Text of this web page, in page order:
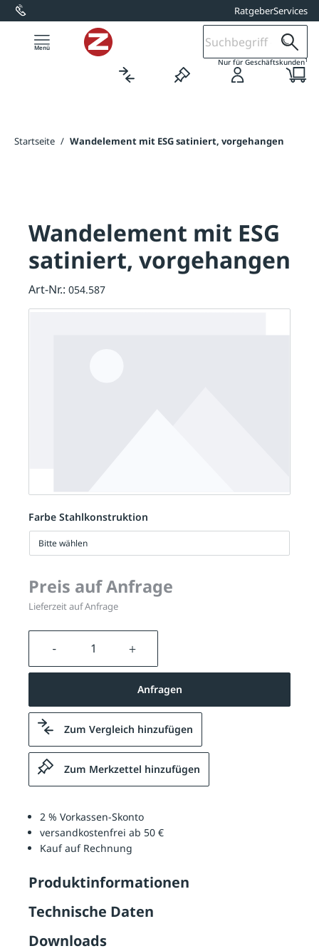
springen RatgeberServices
Nur für Geschäftskunden1
Startseite / Wandelement mit ESG satiniert, vorgehangen
Farbe Stahlkonstruktion
Bitte wählen
Preis auf Anfrage
Lieferzeit auf Anfrage
Produkt Anzahl: Gib den
Anfragen
Zum Vergleich hinzufügen
Zum Merkzettel hinzufügen
2 % Vorkassen-Skonto
versandkostenfrei ab 50 €
Kauf auf Rechnung
Produktinformationen
Technische Daten
Downloads
Wandelement mit ESG
satiniert, vorgehangen
Art-Nr.: 054.587